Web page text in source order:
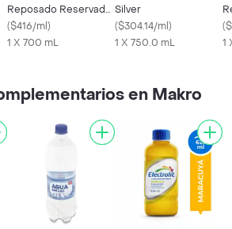
Reposado Reservado
100% Agave
($416/ml)
1 X 700 mL
Silver
($304.14/ml)
1 X 750.0 mL
(
1
en Makro